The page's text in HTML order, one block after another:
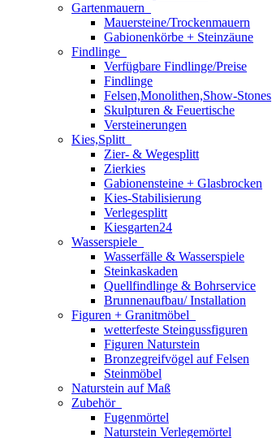
Gartenmauern
Mauersteine/Trockenmauern
Gabionenkörbe + Steinzäune
Findlinge
Verfügbare Findlinge/Preise
Findlinge
Felsen,Monolithen,Show-Stones
Skulpturen & Feuertische
Versteinerungen
Kies,Splitt
Zier- & Wegesplitt
Zierkies
Gabionensteine + Glasbrocken
Kies-Stabilisierung
Verlegesplitt
Kiesgarten24
Wasserspiele
Wasserfälle & Wasserspiele
Steinkaskaden
Quellfindlinge & Bohrservice
Brunnenaufbau/ Installation
Figuren + Granitmöbel
wetterfeste Steingussfiguren
Figuren Naturstein
Bronzegreifvögel auf Felsen
Steinmöbel
Naturstein auf Maß
Zubehör
Fugenmörtel
Naturstein Verlegemörtel